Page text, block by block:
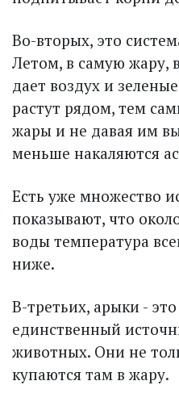
Во-вторых, это
Летом, в самую жару,
дает воздух и
растут рядом, тем
жары и не давая им
меньше накаляются
Есть уже множество
показывают, что
воды температура
ниже.
В-третьих, арыки -
единственный
животных. Они не
купаются там в жару.